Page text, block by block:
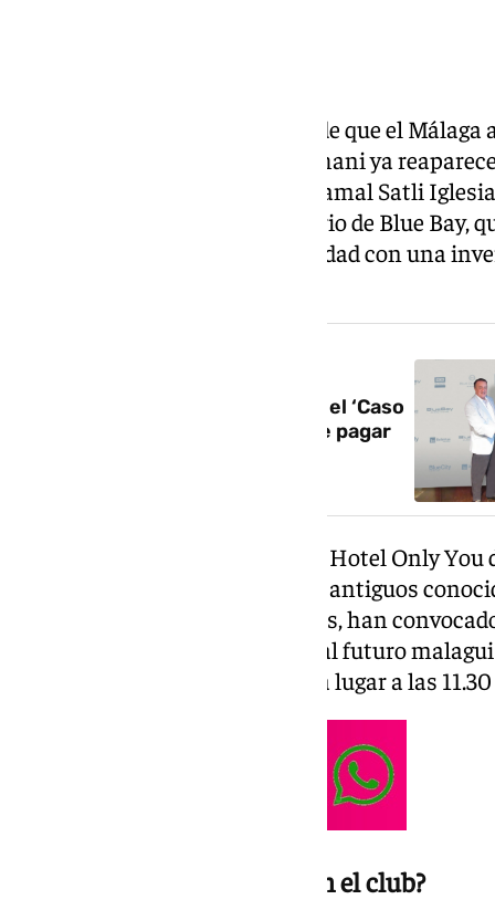
No han pasado ni 48 horas desde que el
uno de los socios del jeque Al-Thani ya
propiedad del club. Se trata de Jamal Satli
Empresarial Málaga y propietario de Blue Bay,
enésima propuesta para la entidad con una
El Málaga gana definitivamente el ‘Caso
camisetas’: BlueBay tendrá que pagar
Esta presentación se hará en el Hotel Only
el empresario, junto a otros dos antiguos
Carlos Aguilera y Rafael Corcoles, han
para explicar sus ideas de cara al futuro
Primera División. El acto tendrá lugar a las
¿Qué papel tiene Blue Bay en el club?